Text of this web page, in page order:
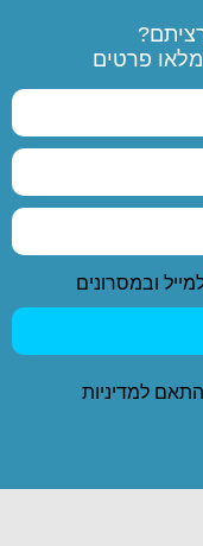
פרטים
ובמסרונים
למדיניות